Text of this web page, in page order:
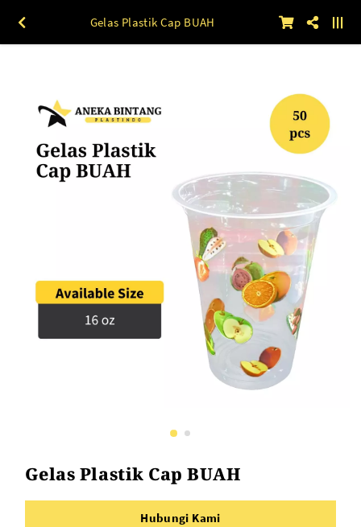
Gelas Plastik Cap BUAH
Gelas Plastik Cap BUAH
Hubungi Kami